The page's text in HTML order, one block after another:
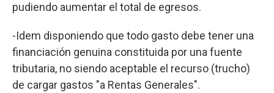
pudiendo aumentar el total de egresos.
-Idem disponiendo que todo gasto debe tener una
financiación genuina constituida por una fuente
tributaria, no siendo aceptable el recurso (trucho)
de cargar gastos "a Rentas Generales".